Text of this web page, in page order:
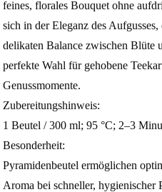
feines, florales Bouquet ohne
sich in der Eleganz des
delikaten Balance zwischen Blüte
perfekte Wahl für gehobene
Genussmomente.
Zubereitungshinweis:
1 Beutel / 300 ml; 95 °C; 2–3
Besonderheit:
Pyramidenbeutel ermöglichen
Aroma bei schneller, hygienischer